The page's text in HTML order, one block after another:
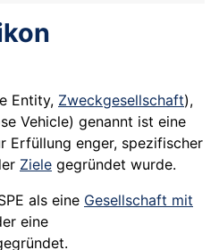
Entity, Zweckgesellschaft),
Vehicle) genannt ist eine
Erfüllung enger, spezifischer
Ziele gegründet wurde.
als eine Gesellschaft mit
eine